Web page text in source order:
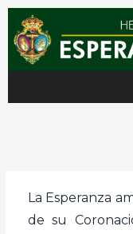
contenido
La Esperanza
de su